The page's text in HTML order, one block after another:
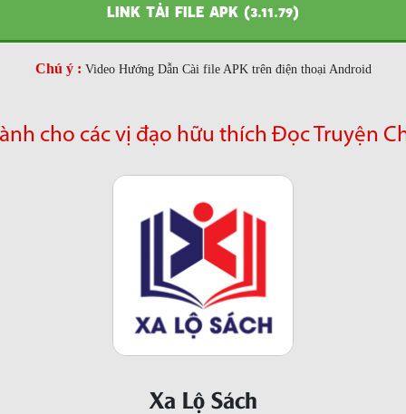
LINK TẢI FILE APK (3.11.79)
Chú ý : Video Hướng Dẫn Cài file APK trên điện thoại Android
cho các vị đạo hữu thích Đọc Truyện
Xa Lộ Sách